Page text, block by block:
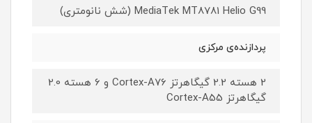
MediaTek MT8781 Helio G99 (شش نانومتری)
پردازنده‌ی مرکزی
2 هسته 2.2 گیگاهرتز Cortex-A76 و 6 هسته 2.0
گیگاهرتز Cortex-A55